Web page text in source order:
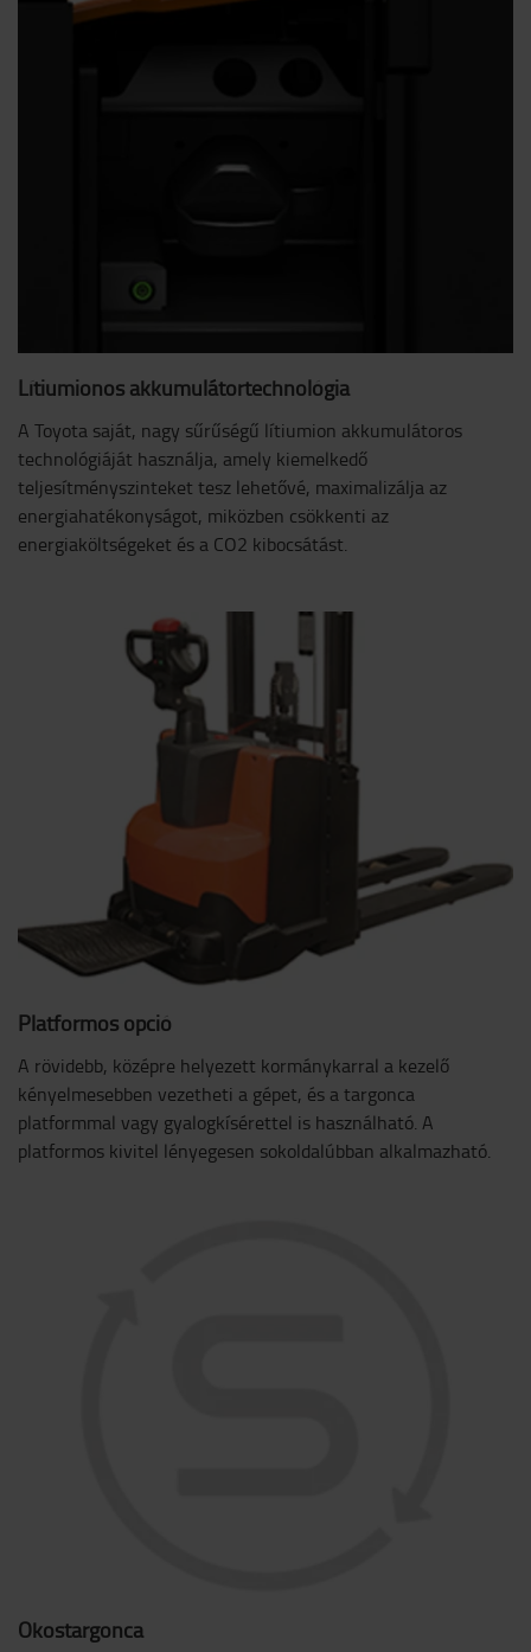
Lítiumionos akkumulátortechnológia
A Toyota saját, nagy sűrűségű lítiumion akkumulátoros
technológiáját használja, amely kiemelkedő
teljesítményszinteket tesz lehetővé, maximalizálja az
energiahatékonyságot, miközben csökkenti az
energiaköltségeket és a CO2 kibocsátást.
Platformos opció
A rövidebb, középre helyezett kormánykarral a kezelő
kényelmesebben vezetheti a gépet, és a targonca
platformmal vagy gyalogkísérettel is használható. A
platformos kivitel lényegesen sokoldalúbban alkalmazható.
Okostargonca